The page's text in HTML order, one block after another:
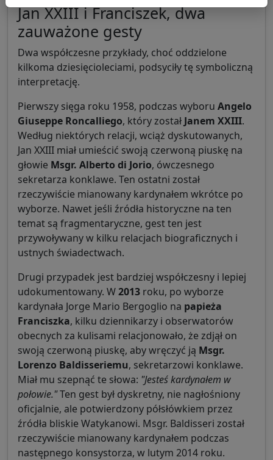
Jan XXIII i Franciszek, dwa
zauważone gesty
Dwa współczesne przykłady, choć oddzielone
kilkoma dziesięcioleciami, podsyciły tę symboliczną
interpretację.
Pierwszy sięga roku 1958, podczas wyboru Angelo
Giuseppe Roncalliego, który został Janem XXIII.
Według niektórych relacji, wciąż dyskutowanych,
Jan XXIII miał umieścić swoją czerwoną piuskę na
głowie Msgr. Alberto di Jorio, ówczesnego
sekretarza konklawe. Ten ostatni został
rzeczywiście mianowany kardynałem wkrótce po
wyborze. Nawet jeśli źródła historyczne na ten
temat są fragmentaryczne, gest ten jest
przywoływany w kilku relacjach biograficznych i
ustnych świadectwach.
Drugi przypadek jest bardziej współczesny i lepiej
udokumentowany. W2013 roku, po wyborze
kardynała Jorge Mario Bergoglio na papieża
Franciszka, kilku dziennikarzy i obserwatorów
obecnych za kulisami relacjonowało, że zdjął on
swoją czerwoną piuskę, aby wręczyć ją Msgr.
Lorenzo Baldisseriemu, sekretarzowi konklawe.
Miał mu szepnąć te słowa: "Jesteś kardynałem w
połowie."Ten gest był dyskretny, nie nagłośniony
oficjalnie, ale potwierdzony półsłówkiem przez
źródła bliskie Watykanowi. Msgr. Baldisseri został
rzeczywiście mianowany kardynałem podczas
następnego konsystorza, w lutym 2014 roku.